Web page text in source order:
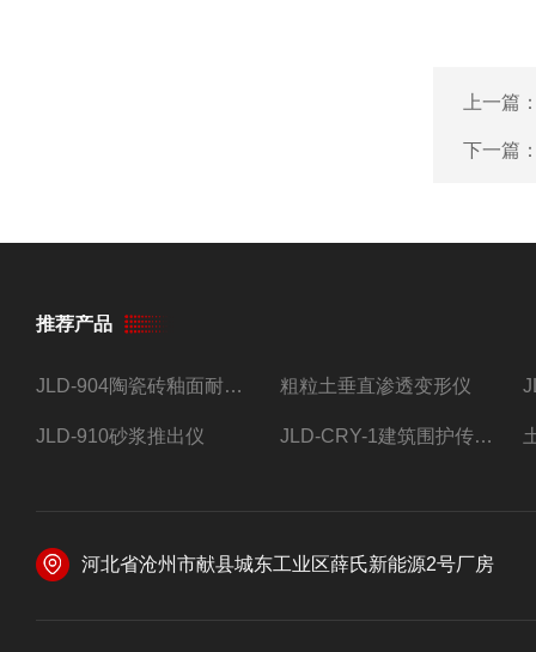
上一篇
下一篇
推荐产品
JLD-904陶瓷砖釉面耐磨试验仪 粗粒土垂直渗透变形仪
JLD-910砂浆推出仪 JLD-CRY-1建筑围护传热系数现场检测仪仪器
河北省沧州市献县城东工业区薛氏新能源2号厂房